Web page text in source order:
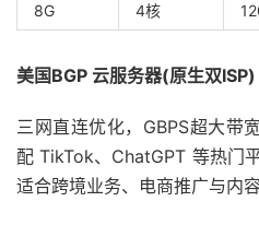
8G 4核
美国BGP 云服务器(原生双ISP)
三网直连优化，GBPS超大带
配 TikTok、ChatGPT 等热门
适合跨境业务、电商推广与内容